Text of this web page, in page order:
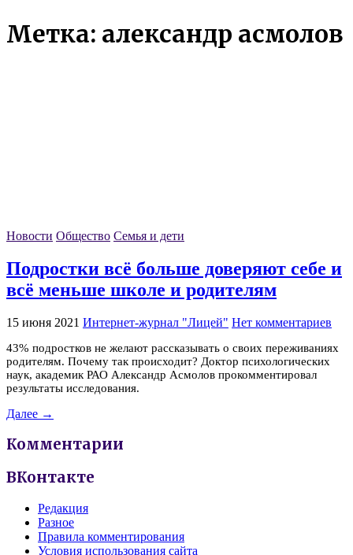
Метка: александр асмолов
Новости Общество Семья и дети
Подростки всё больше доверяют себе и
всё меньше школе и родителям
15 июня 2021 Интернет-журнал "Лицей" Нет комментариев
43% подростков не желают рассказывать о своих переживаниях
родителям. Почему так происходит? Доктор психологических
наук, академик РАО Александр Асмолов прокомментировал
результаты исследования.
Далее →
Комментарии
ВКонтакте
Редакция
Разное
Правила комментирования
Условия использования сайта